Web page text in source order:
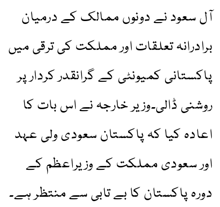
آل سعود نے دونوں ممالک کے درمیان
برادرانہ تعلقات اور مملکت کی ترقی میں
پاکستانی کمیونٹی کے گرانقدر کردار پر
روشنی ڈالی۔وزیر خارجہ نے اس بات کا
اعادہ کیا کہ پاکستان سعودی ولی عہد
اور سعودی مملکت کے وزیراعظم کے
دورہ پاکستان کا بے تابی سے منتظر ہے۔